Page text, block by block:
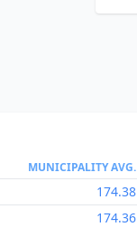
MUNICIPALITY AVG.
174.38
174.36